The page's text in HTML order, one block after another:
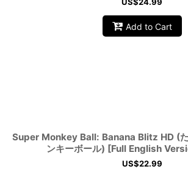
Add to Cart
Super Monkey Ball: Banana Blitz HD (
ンキーボール) [Full English
US$22.99